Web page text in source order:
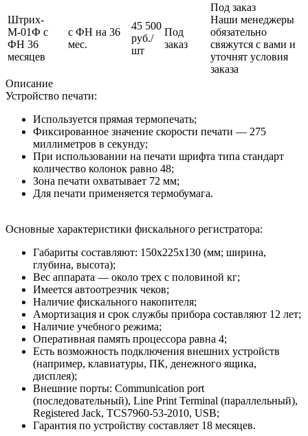
Штрих-
М-01Ф с
ФН 36
месяцев
с ФН на 36
мес.
45 500
руб./
шт
Под
заказ
Под заказ
Наши менеджеры
обязательно
свяжутся с вами и
уточнят условия
заказа
Описание
Устройство печати:
Используется прямая термопечать;
Фиксированное значение скорости печати — 275
миллиметров в секунду;
При использовании на печати шрифта типа стандарт
количество колонок равно 48;
Зона печати охватывает 72 мм;
Для печати применяется термобумага.
Основные характеристики фискального регистратора:
Габариты составляют: 150x225x130 (мм; ширина,
глубина, высота);
Вес аппарата — около трех с половиной кг;
Имеется автоотрезчик чеков;
Наличие фискального накопителя;
Амортизация и срок службы прибора составляют 12 лет;
Наличие учебного режима;
Оперативная память процессора равна 4;
Есть возможность подключения внешних устройств
(например, клавиатуры, ПК, денежного ящика,
дисплея);
Внешние порты: Communication port
(последовательный), Line Print Terminal (параллельный),
Registered Jack, TCS7960-53-2010, USB;
Гарантия по устройству составляет 18 месяцев.